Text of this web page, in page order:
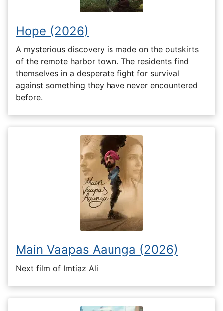
Hope (2026)
A mysterious discovery is made on the outskirts
of the remote harbor town. The residents find
themselves in a desperate fight for survival
against something they have never encountered
before.
Main Vaapas Aaunga (2026)
Next film of Imtiaz Ali